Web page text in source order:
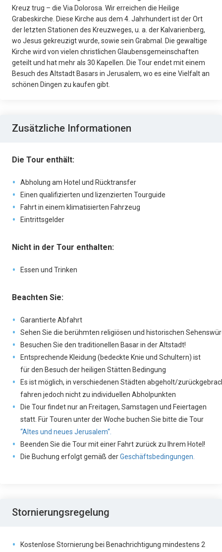
Kreuz trug – die Via Dolorosa. Wir erreichen die Heilige
Grabeskirche. Diese Kirche aus dem 4. Jahrhundert ist der Ort
der letzten Stationen des Kreuzweges, u. a. der Kalvarienberg,
wo Jesus gekreuzigt wurde, sowie sein Grabmal. Die gewaltige
Kirche wird von vielen christlichen Glaubensgemeinschaften
geteilt und hat mehr als 30 Kapellen. Die Tour endet mit einem
Besuch des Altstadt Basars in Jerusalem, wo es eine Vielfalt an
schönen Dingen zu kaufen gibt.
Zusätzliche Informationen
Die Tour enthält:
Abholung am Hotel und Rücktransfer
Einen qualifizierten und lizenzierten Tourguide
Fahrt in einem klimatisierten Fahrzeug
Eintrittsgelder
Nicht in der Tour enthalten:
Essen und Trinken
Beachten Sie:
Garantierte Abfahrt
Sehen Sie die berühmten religiösen und historischen
Besuchen Sie den traditionellen Basar in der Altstadt!
Entsprechende Kleidung (bedeckte Knie und Schultern) ist
für den Besuch der heiligen Stätten Bedingung
Es ist möglich, in verschiedenen Städten abgeholt/
fahren jedoch nicht zu individuellen Abholpunkten
Die Tour findet nur an Freitagen, Samstagen und Feiertagen
statt. Für Touren unter der Woche buchen Sie bitte die Tour
“Altes und neues Jerusalem“.
Beenden Sie die Tour mit einer Fahrt zurück zu Ihrem Hotel!
Die Buchung erfolgt gemäß der Geschäftsbedingungen.
Stornierungsregelung
Kostenlose Stornierung bei Benachrichtigung mindestens 2